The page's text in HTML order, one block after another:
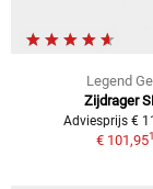
Legend
Zijdrager
Adviesprijs €
€ 101,951